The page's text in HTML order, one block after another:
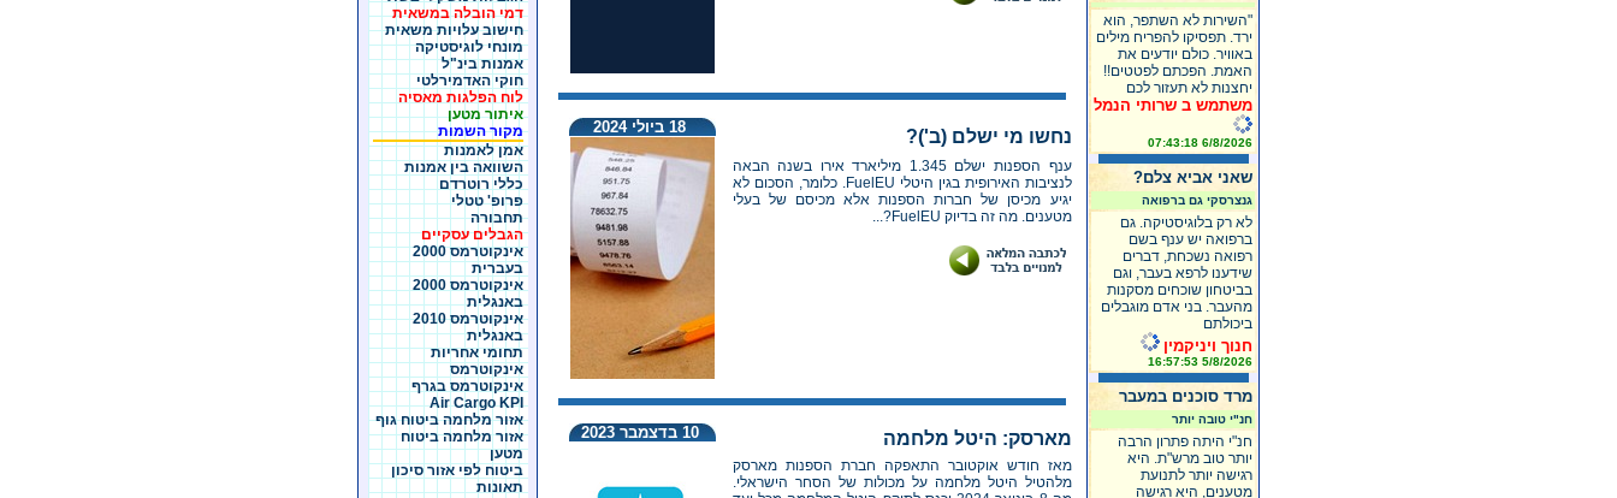
"השירות לא השתפר, הוא
ירד. תפסיקו להפריח מילים
באוויר. כולם יודעים את
האמת. הפכתם לפטטים!!
יחצנות לא תעזור לכם
משתמש ב שרותי הנמל
6/8/2026 07:43:18
שאני אביא צלם?
גנצרסקי גם ברפואה
לא רק בלוגיסטיקה. גם
ברפואה יש ענף בשם
רפואה נשכחת, דברים
שידענו לרפא בעבר, וגם
בביטחון שוכחים מסקנות
מהעבר. בני אדם מוגבלים
ביכולתם
חנוך ויניקמין
5/8/2026 16:57:53
מרד סוכנים במעבר
חנ"י טובה יותר
חנ"י היתה פתרון הרבה
יותר טוב מרש"ת. היא
רגישה יותר לתנועת
מטענים, היא רגישה
נחשו מי ישלם (ב')?
ענף הספנות ישלם 1.345 מיליארד אירו בשנה הבאה
לנציבות האירופית בגין היטלי FuelEU. כלומר, הסכום לא
יגיע מכיסן של חברות הספנות אלא מכיסם של בעלי
מטענים. מה זה בדיוק FuelEU?...
מארסק: היטל מלחמה 10 בדצמבר 2023
מאז חודש אוקטובר התאפקה חברת הספנות מארסק
מלהטיל היטל מלחמה על מכולות של הסחר הישראלי.
דמי הובלה במשאית
חישוב עלויות משאית
מונחי לוגיסטיקה
אמנות בינ"ל
חוקי האדמירלטי
לוח הפלגות מאסיה
איתור מטען
מקור השמות
אמן לאמנות
השוואה בין אמנות
כללי רוטרדם
פרופ' טטלי
תחבורה
הגבלים עסקיים
אינקוטרמס 2000
בעברית
אינקוטרמס 2000
באנגלית
אינקוטרמס 2010
באנגלית
תחומי אחריות
אינקוטרמס
אינקוטרמס בגרף
Air Cargo KPI
אזור מלחמה ביטוח גוף
אזור מלחמה ביטוח
מטען
ביטוח לפי אזור סיכון
תאונות